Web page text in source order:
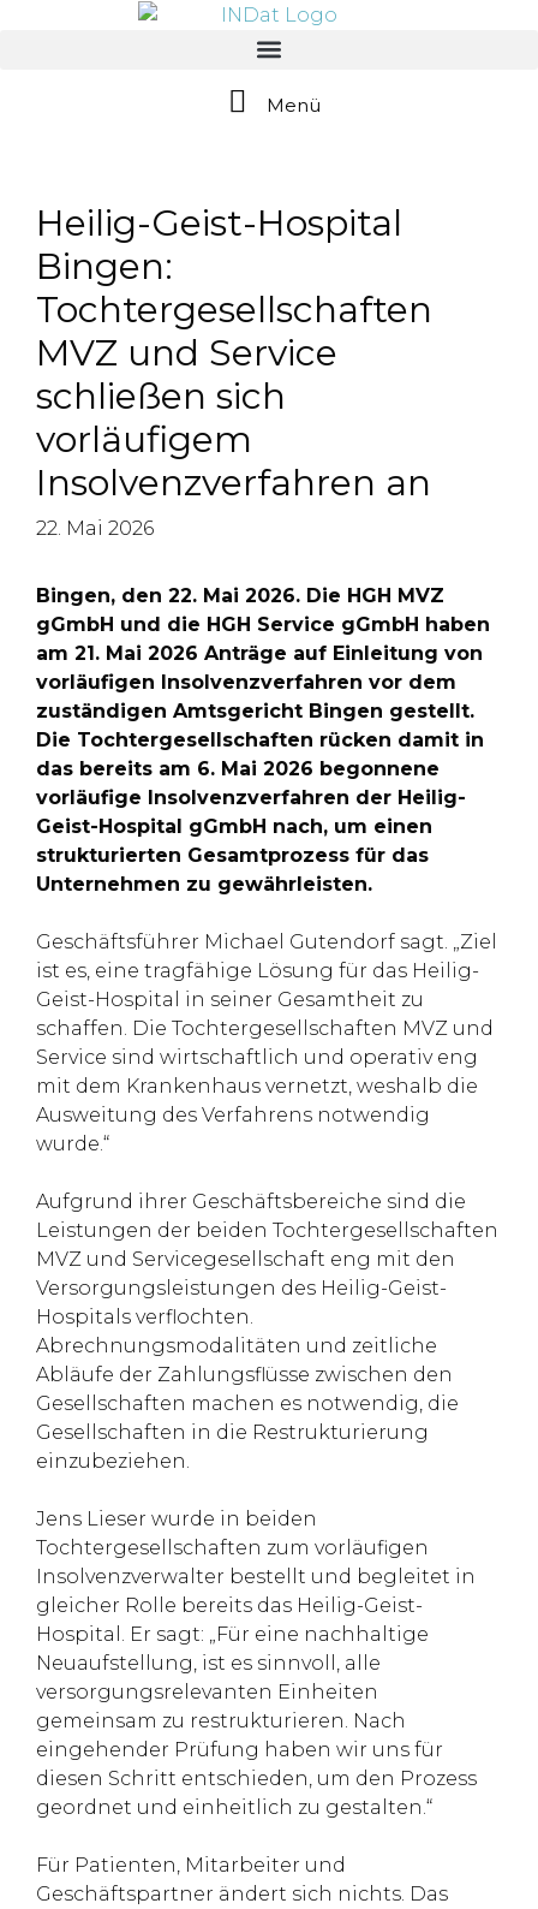
Menü
Heilig-Geist-Hospital
Bingen:
Tochtergesellschaften
MVZ und Service
schließen sich
vorläufigem
Insolvenzverfahren an
22. Mai 2026
Bingen, den 22. Mai 2026. Die HGH MVZ
gGmbH und die HGH Service gGmbH haben
am 21. Mai 2026 Anträge auf Einleitung von
vorläufigen Insolvenzverfahren vor dem
zuständigen Amtsgericht Bingen gestellt.
Die Tochtergesellschaften rücken damit in
das bereits am 6. Mai 2026 begonnene
vorläufige Insolvenzverfahren der Heilig-
Geist-Hospital gGmbH nach, um einen
strukturierten Gesamtprozess für das
Unternehmen zu gewährleisten.
Geschäftsführer Michael Gutendorf sagt. „Ziel
ist es, eine tragfähige Lösung für das Heilig-
Geist-Hospital in seiner Gesamtheit zu
schaffen. Die Tochtergesellschaften MVZ und
Service sind wirtschaftlich und operativ eng
mit dem Krankenhaus vernetzt, weshalb die
Ausweitung des Verfahrens notwendig
wurde.“
Aufgrund ihrer Geschäftsbereiche sind die
Leistungen der beiden Tochtergesellschaften
MVZ und Servicegesellschaft eng mit den
Versorgungsleistungen des Heilig-Geist-
Hospitals verflochten.
Abrechnungsmodalitäten und zeitliche
Abläufe der Zahlungsflüsse zwischen den
Gesellschaften machen es notwendig, die
Gesellschaften in die Restrukturierung
einzubeziehen.
Jens Lieser wurde in beiden
Tochtergesellschaften zum vorläufigen
Insolvenzverwalter bestellt und begleitet in
gleicher Rolle bereits das Heilig-Geist-
Hospital. Er sagt: „Für eine nachhaltige
Neuaufstellung, ist es sinnvoll, alle
versorgungsrelevanten Einheiten
gemeinsam zu restrukturieren. Nach
eingehender Prüfung haben wir uns für
diesen Schritt entschieden, um den Prozess
geordnet und einheitlich zu gestalten.“
Für Patienten, Mitarbeiter und
Geschäftspartner ändert sich nichts. Das